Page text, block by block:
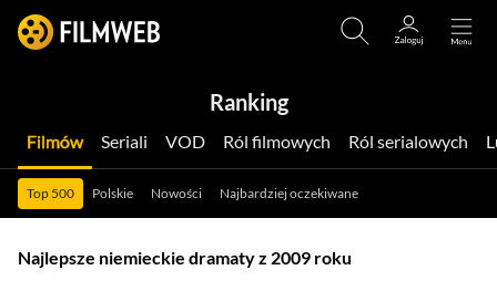
Ranking
Filmów Seriali VOD Ról filmowych Ról serialowych
Top 500 Polskie Nowości Najbardziej oczekiwane
Najlepsze niemieckie dramaty z 2009 roku